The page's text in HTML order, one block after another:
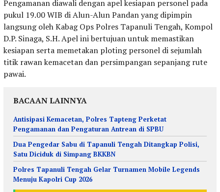
Pengamanan diawali dengan apel kesiapan personel pada
pukul 19.00 WIB di Alun-Alun Pandan yang dipimpin
langsung oleh Kabag Ops Polres Tapanuli Tengah, Kompol
D.P. Sinaga, S.H. Apel ini bertujuan untuk memastikan
kesiapan serta memetakan ploting personel di sejumlah
titik rawan kemacetan dan persimpangan sepanjang rute
pawai.
BACAAN LAINNYA
Antisipasi Kemacetan, Polres Tapteng Perketat
Pengamanan dan Pengaturan Antrean di SPBU
Dua Pengedar Sabu di Tapanuli Tengah Ditangkap Polisi,
Satu Diciduk di Simpang BKKBN
Polres Tapanuli Tengah Gelar Turnamen Mobile Legends
Menuju Kapolri Cup 2026